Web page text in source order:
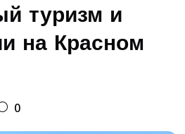
туризм и
на Красном
0